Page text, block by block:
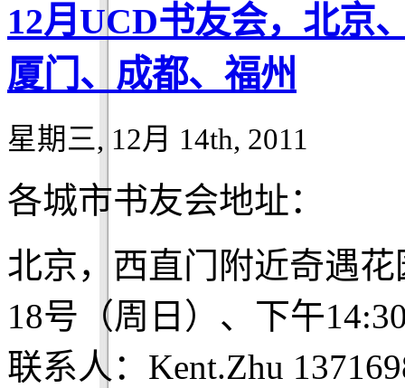
12月UCD书友会，北京
厦门、成都、福州
星期三, 12月 14th, 2011
各城市书友会地址：
北京，西直门附近奇遇花
18号（周日）、下午
联系人：Kent.Zhu